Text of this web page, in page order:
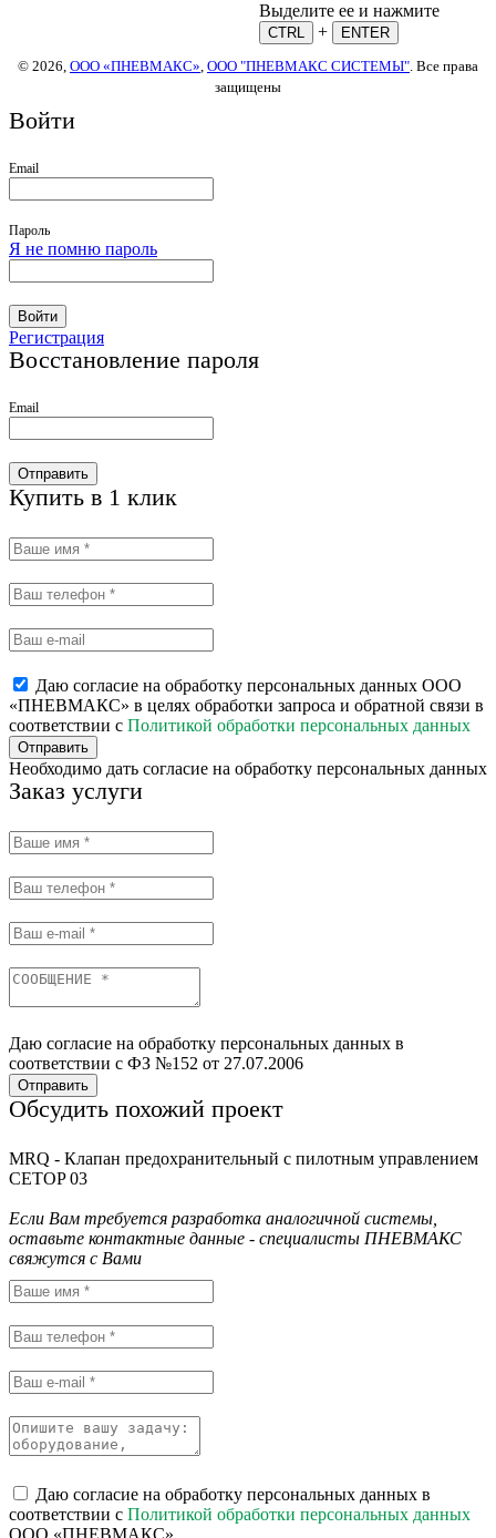
Выделите ее и нажмите
CTRL +
ENTER
© 2026, ООО «ПНЕВМАКС», ООО "ПНЕВМАКС СИСТЕМЫ". Все права
защищены
Войти
Email
Пароль
Я не помню пароль
Войти
Регистрация
Восстановление пароля
Email
Отправить
Купить в 1 клик
Даю согласие на обработку персональных данных ООО
«ПНЕВМАКС» в целях обработки запроса и обратной связи в
соответствии с Политикой обработки персональных данных
Отправить
Необходимо дать согласие на обработку персональных данных
Заказ услуги
Даю согласие на обработку персональных данных в
соответствии с ФЗ №152 от 27.07.2006
Отправить
Обсудить похожий проект
MRQ - Клапан предохранительный с пилотным управлением
CETOP 03
Если Вам требуется разработка аналогичной системы,
оставьте контактные данные - специалисты ПНЕВМАКС
свяжутся с Вами
Даю согласие на обработку персональных данных в
соответствии с Политикой обработки персональных данных